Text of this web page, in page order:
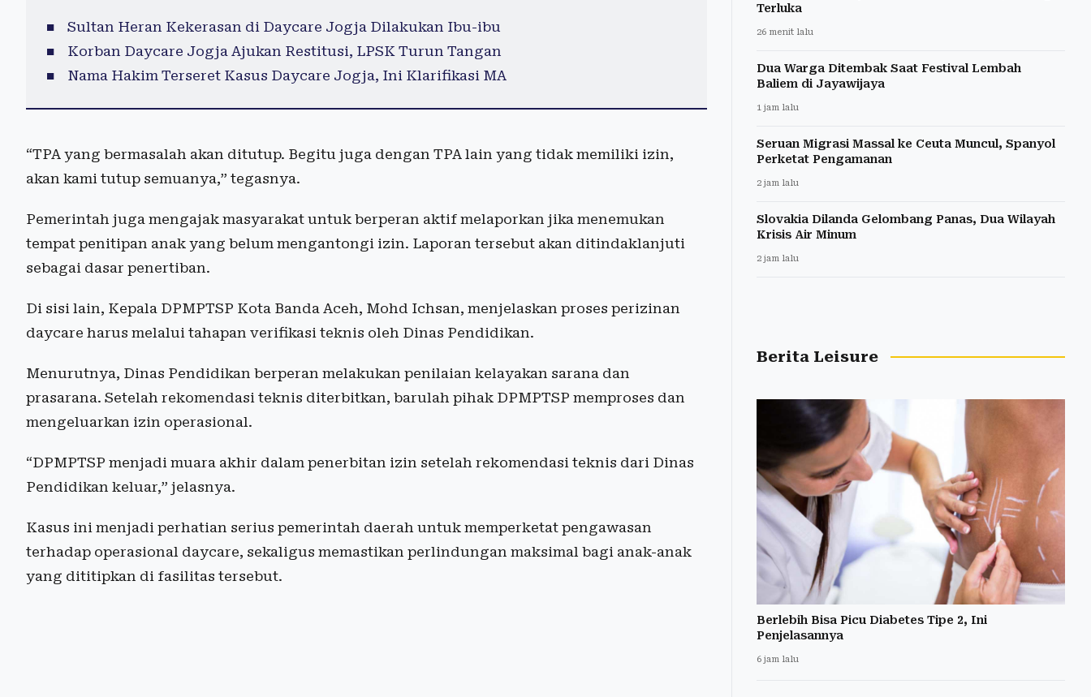
Sultan Heran Kekerasan di Daycare Jogja Dilakukan Ibu-ibu
Korban Daycare Jogja Ajukan Restitusi, LPSK Turun Tangan
Nama Hakim Terseret Kasus Daycare Jogja, Ini Klarifikasi MA
“TPA yang bermasalah akan ditutup. Begitu juga dengan TPA lain yang tidak memiliki izin,
akan kami tutup semuanya,” tegasnya.
Pemerintah juga mengajak masyarakat untuk berperan aktif melaporkan jika menemukan
tempat penitipan anak yang belum mengantongi izin. Laporan tersebut akan ditindaklanjuti
sebagai dasar penertiban.
Di sisi lain, Kepala DPMPTSP Kota Banda Aceh, Mohd Ichsan, menjelaskan proses perizinan
daycare harus melalui tahapan verifikasi teknis oleh Dinas Pendidikan.
Menurutnya, Dinas Pendidikan berperan melakukan penilaian kelayakan sarana dan
prasarana. Setelah rekomendasi teknis diterbitkan, barulah pihak DPMPTSP memproses dan
mengeluarkan izin operasional.
“DPMPTSP menjadi muara akhir dalam penerbitan izin setelah rekomendasi teknis dari Dinas
Pendidikan keluar,” jelasnya.
Kasus ini menjadi perhatian serius pemerintah daerah untuk memperketat pengawasan
terhadap operasional daycare, sekaligus memastikan perlindungan maksimal bagi anak-anak
yang dititipkan di fasilitas tersebut.
Terluka
26 menit lalu
Dua Warga Ditembak Saat Festival Lembah
Baliem di Jayawijaya
1 jam lalu
Seruan Migrasi Massal ke Ceuta Muncul, Spanyol
Perketat Pengamanan
2 jam lalu
Slovakia Dilanda Gelombang Panas, Dua Wilayah
Krisis Air Minum
2 jam lalu
Berita Leisure
Berlebih Bisa Picu Diabetes Tipe 2, Ini
Penjelasannya
6 jam lalu